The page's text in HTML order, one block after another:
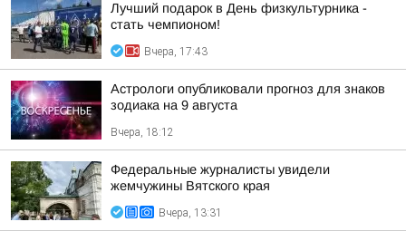
Лучший подарок в День физкультурника -
стать чемпионом!
Вчера, 17:43
Астрологи опубликовали прогноз для знаков
зодиака на 9 августа
Вчера, 18:12
Федеральные журналисты увидели
жемчужины Вятского края
Вчера, 13:31